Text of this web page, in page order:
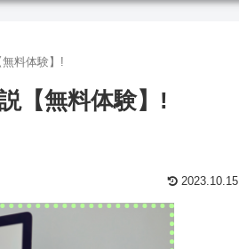
料体験】!
【無料体験】!
2023.10.15